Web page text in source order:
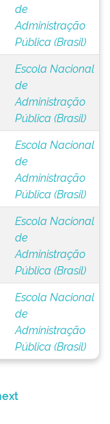
de
Administração
Pública (Brasil)
Escola Nacional
de
Administração
Pública (Brasil)
Escola Nacional
de
Administração
Pública (Brasil)
Escola Nacional
de
Administração
Pública (Brasil)
Escola Nacional
de
Administração
Pública (Brasil)